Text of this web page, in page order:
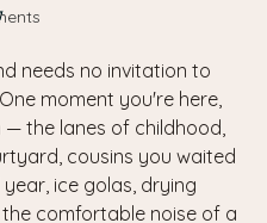
needs no invitation to
moment you're here,
— the lanes of childhood,
cousins you waited
ice golas, drying
comfortable noise of a